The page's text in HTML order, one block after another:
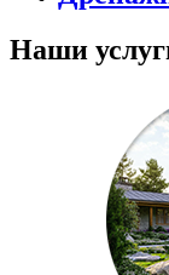
Наши